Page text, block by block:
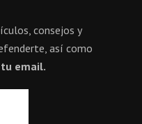
consejos y
así como
email.